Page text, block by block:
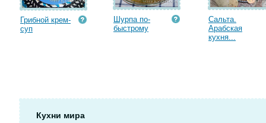
Грибной крем-
суп
Шурпа по-
быстрому
Сальта.
Арабская
кухня...
Кухни мира